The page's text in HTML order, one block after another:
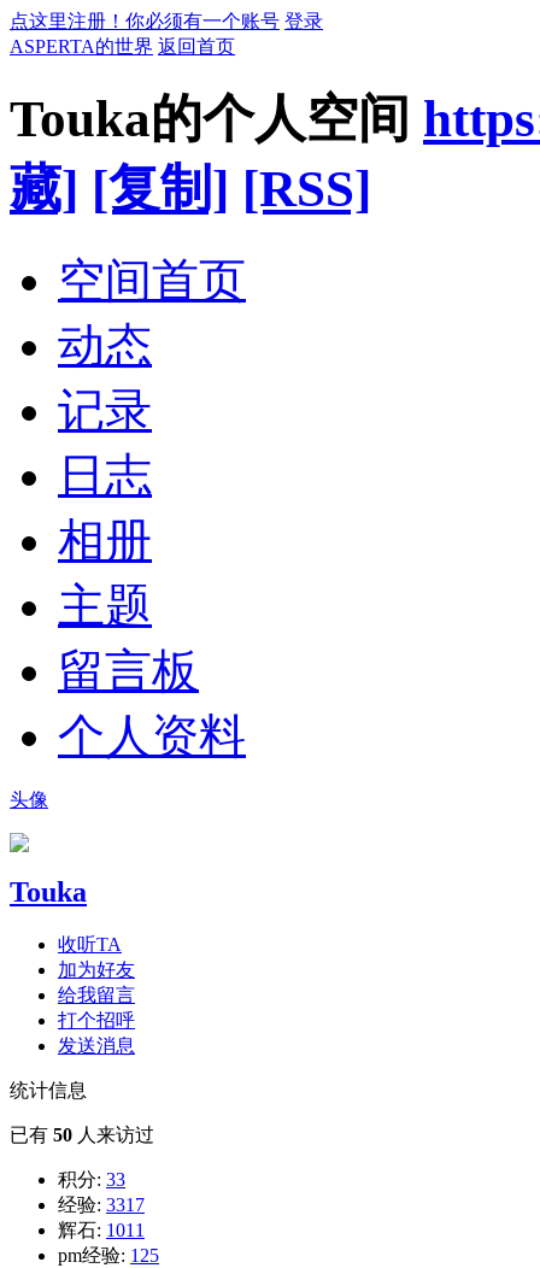
点这里注册！你必须有一个账号 登录
ASPERTA的世界 返回首页
Touka的个人空间
藏] [复制] [RSS]
空间首页
动态
记录
日志
相册
主题
留言板
个人资料
头像
Touka
收听TA
加为好友
给我留言
打个招呼
发送消息
统计信息
已有 50 人来访过
积分: 33
经验: 3317
辉石: 1011
pm经验: 125